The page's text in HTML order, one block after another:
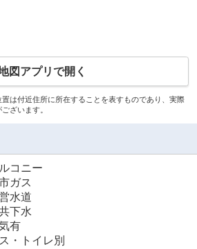
図アプリで開く
は付近住所に所在することを表すものであり、実際
ざいます。
コニー
ガス
水道
下水
有
・トイレ別